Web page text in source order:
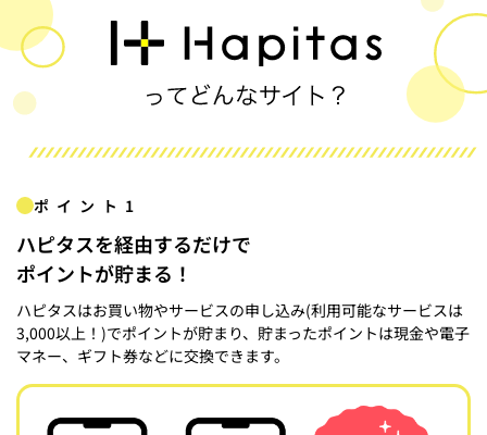
ポイント1
ハピタスを経由するだけで
ポイントが貯まる！
ハピタスはお買い物やサービスの申し込み(利用可能なサービスは
3,000以上！)でポイントが貯まり、貯まったポイントは現金や電子
マネー、ギフト券などに交換できます。